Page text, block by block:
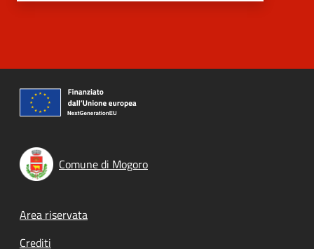
Comune di Mogoro
Footer menu
Area riservata
Crediti